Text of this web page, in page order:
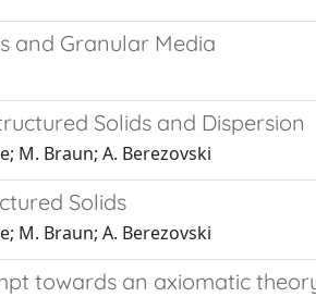
and Granular Media
Solids and Dispersion
M. Braun; A. Berezovski
Solids
M. Braun; A. Berezovski
towards an axiomatic